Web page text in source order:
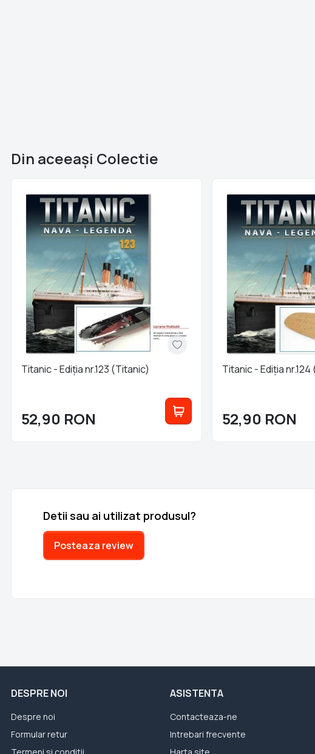
Din aceeaşi Colectie
Titanic - Ediția nr.123 (Titanic)
52,90 RON
Titanic - Ediția
52,90 RON
Detii sau ai utilizat produsul?
Posteaza review
DESPRE NOI
Despre noi
Formular retur
ASISTENTA
Contacteaza-ne
Intrebari frecvente